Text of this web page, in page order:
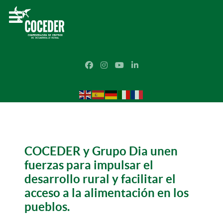
COCEDER y Grupo Dia unen
fuerzas para impulsar el
desarrollo rural y facilitar el
acceso a la alimentación en los
pueblos.